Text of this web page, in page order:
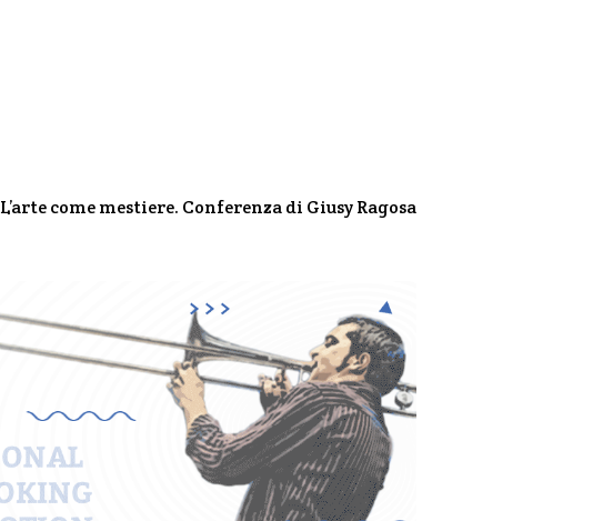
L’arte come mestiere. Conferenza di Giusy Ragosa